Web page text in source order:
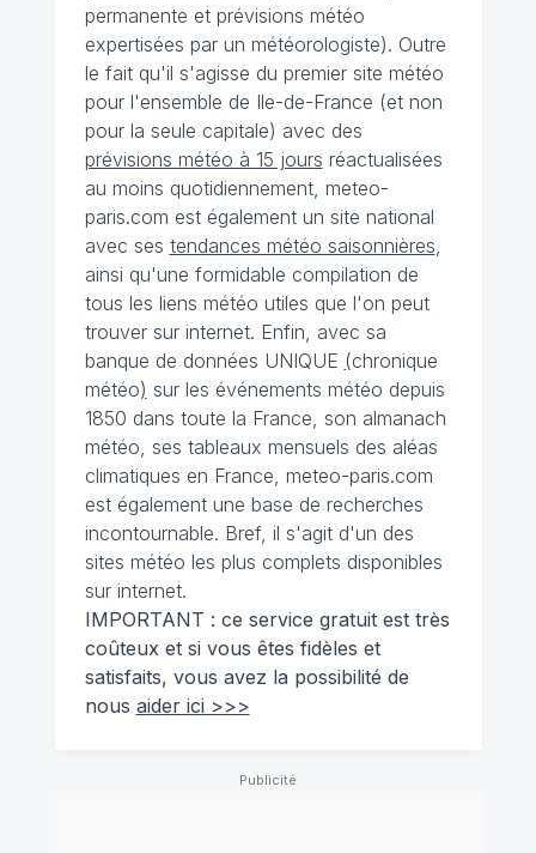
permanente et prévisions météo
expertisées par un météorologiste). Outre
le fait qu'il s'agisse du premier site météo
pour l'ensemble de Ile-de-France (et non
pour la seule capitale) avec des
prévisions météo à 15 jours réactualisées
au moins quotidiennement, meteo-
paris.com est également un site national
avec ses tendances météo saisonnières,
ainsi qu'une formidable compilation de
tous les liens météo utiles que l'on peut
trouver sur internet. Enfin, avec sa
banque de données UNIQUE (chronique
météo) sur les événements météo depuis
1850 dans toute la France, son almanach
météo, ses tableaux mensuels des aléas
climatiques en France, meteo-paris.com
est également une base de recherches
incontournable. Bref, il s'agit d'un des
sites météo les plus complets disponibles
sur internet.
IMPORTANT : ce service gratuit est très
coûteux et si vous êtes fidèles et
satisfaits, vous avez la possibilité de
nous aider ici >>>